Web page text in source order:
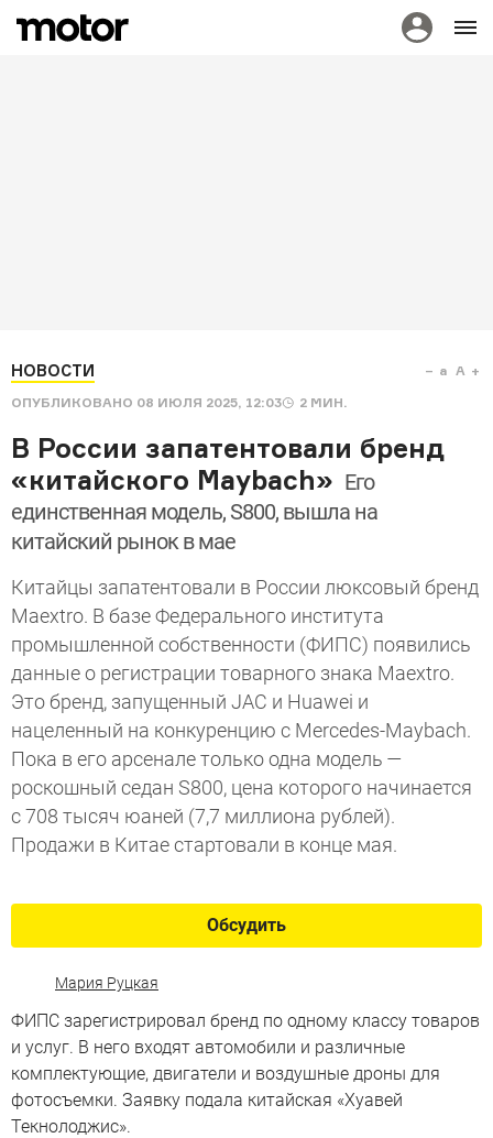
НОВОСТИ
ОПУБЛИКОВАНО 08 ИЮЛЯ 2025, 12:03 2 МИН.
a A
В России запатентовали бренд
«китайского Maybach» Его
единственная модель, S800, вышла на
китайский рынок в мае
Китайцы запатентовали в России люксовый бренд
Maextro. В базе Федерального института
промышленной собственности (ФИПС) появились
данные о регистрации товарного знака Maextro.
Это бренд, запущенный JAC и Huawei и
нацеленный на конкуренцию с Mercedes-Maybach.
Пока в его арсенале только одна модель —
роскошный седан S800, цена которого начинается
с 708 тысяч юаней (7,7 миллиона рублей).
Продажи в Китае стартовали в конце мая.
Обсудить
Мария Руцкая
ФИПС зарегистрировал бренд по одному классу товаров
и услуг. В него входят автомобили и различные
комплектующие, двигатели и воздушные дроны для
фотосъемки. Заявку подала китайская «Хуавей
Текнолоджис».